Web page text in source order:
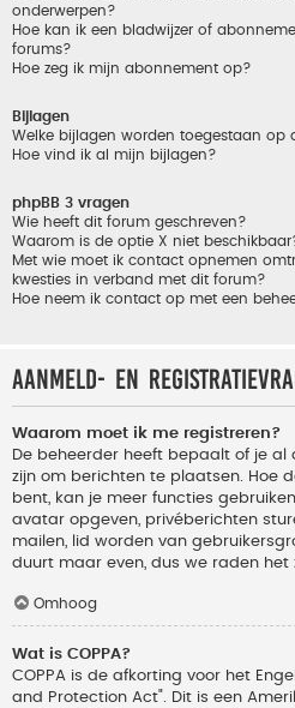
onderwerpen?
Hoe kan ik een bladwijzer of
forums?
Hoe zeg ik mijn abonnement op?
Bijlagen
Welke bijlagen worden toegestaan op
Hoe vind ik al mijn bijlagen?
phpBB 3 vragen
Wie heeft dit forum geschreven?
Waarom is de optie X niet
Met wie moet ik contact opnemen
kwesties in verband met dit forum?
Hoe neem ik contact op met een
Aanmeld- en
Waarom moet ik me registreren?
De beheerder heeft bepaalt of je
zijn om berichten te plaatsen. Hoe
bent, kan je meer functies
avatar opgeven, privéberichten
mailen, lid worden van
duurt maar even, dus we raden het
Omhoog
Wat is COPPA?
COPPA is de afkorting voor het
and Protection Act". Dit is een